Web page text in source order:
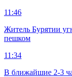
11:46
Житель Бурятии
пешком
11:34
В ближайшие 2-3